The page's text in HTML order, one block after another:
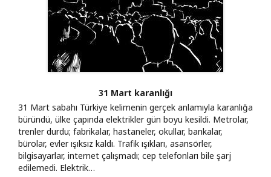
31 Mart karanlığı
31 Mart sabahı Türkiye kelimenin gerçek anlamıyla karanlığa
büründü, ülke çapında elektrikler gün boyu kesildi. Metrolar,
trenler durdu; fabrikalar, hastaneler, okullar, bankalar,
bürolar, evler ışıksız kaldı. Trafik ışıkları, asansörler,
bilgisayarlar, internet çalışmadı; cep telefonları bile şarj
edilemedi. Elektrik…